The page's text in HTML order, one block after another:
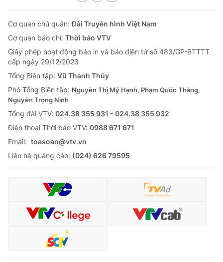
Cơ quan chủ quản:Đài Truyền hình Việt Nam
Cơ quan báo chí: Thời báo VTV
Giấy phép hoạt động báo in và báo điện tử số 483/GP-BTTTT
cấp ngày 29/12/2023
Tổng Biên tập: Vũ Thanh Thủy
Phó Tổng Biên tập: Nguyễn Thị Mỹ Hạnh, Phạm Quốc Thắng,
Nguyễn Trọng Ninh
Tổng đài VTV: 024.38 355 931 - 024.38 355 932
Ðiện thoại Thời báo VTV: 0988 671 671
Email: toasoan@vtv.vn
Liên hệ quảng cáo: (024) 626 79595